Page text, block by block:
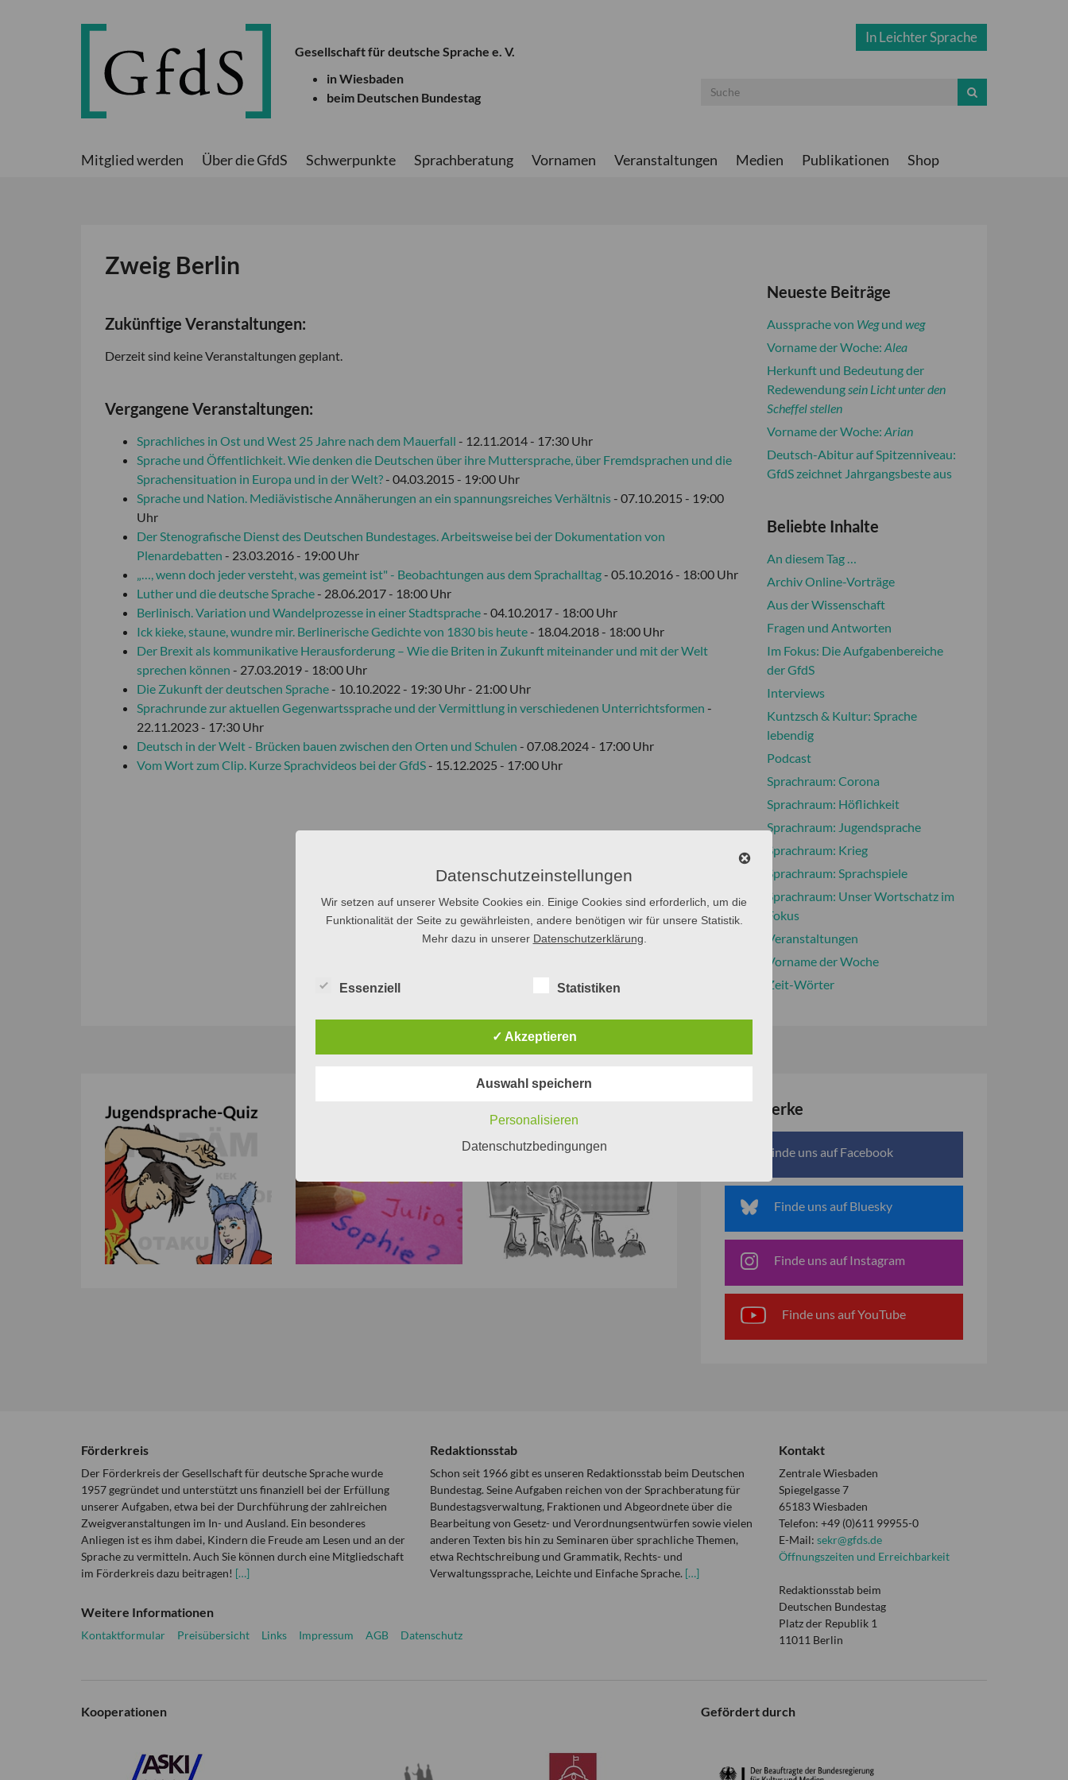
Gesellschaft für deutsche Sprache e. V.
in Wiesbaden
beim Deutschen Bundestag
In Leichter Sprache
Mitglied werden Über die GfdS Schwerpunkte Sprachberatung Vornamen Veranstaltungen Medien Publikationen Shop
Zweig Berlin
Zukünftige Veranstaltungen:
Derzeit sind keine Veranstaltungen geplant.
Vergangene Veranstaltungen:
Sprachliches in Ost und West 25 Jahre nach dem Mauerfall - 12.11.2014 - 17:30 Uhr
Sprache und Öffentlichkeit. Wie denken die Deutschen über ihre Muttersprache, über Fremdsprachen und die
Sprachensituation in Europa und in der Welt?- 04.03.2015 - 19:00 Uhr
Sprache und Nation. Mediävistische Annäherungen an ein spannungsreiches Verhältnis- 07.10.2015 - 19:00
Uhr
Der Stenografische Dienst des Deutschen Bundestages. Arbeitsweise bei der Dokumentation von
Plenardebatten - 23.03.2016 - 19:00 Uhr
„…, wenn doch jeder versteht, was gemeint ist" - Beobachtungen aus dem Sprachalltag- 05.10.2016 - 18:00 Uhr
Luther und die deutsche Sprache- 28.06.2017 - 18:00 Uhr
Berlinisch. Variation und Wandelprozesse in einer Stadtsprache- 04.10.2017 - 18:00 Uhr
Ick kieke, staune, wundre mir. Berlinerische Gedichte von 1830 bis heute- 18.04.2018 - 18:00 Uhr
Der Brexit als kommunikative Herausforderung – Wie die Briten in Zukunft miteinander und mit der Welt
sprechen können - 27.03.2019 - 18:00 Uhr
Die Zukunft der deutschen Sprache- 10.10.2022 - 19:30 Uhr - 21:00 Uhr
Sprachrunde zur aktuellen Gegenwartssprache und der Vermittlung in verschiedenen Unterrichtsformen -
22.11.2023 - 17:30 Uhr
Deutsch in der Welt - Brücken bauen zwischen den Orten und Schulen - 07.08.2024 - 17:00 Uhr
Vom Wort zum Clip. Kurze Sprachvideos bei der GfdS- 15.12.2025 - 17:00 Uhr
Neueste Beiträge
Aussprache von Wegund weg
Vorname der Woche: Alea
Herkunft und Bedeutung der
Redewendungsein Licht unter den
Scheffel stellen
Vorname der Woche: Arian
Deutsch-Abitur auf Spitzenniveau:
GfdS zeichnet Jahrgangsbeste aus
Beliebte Inhalte
An diesem Tag …
Archiv Online-Vorträge
Aus der Wissenschaft
Fragen und Antworten
Im Fokus: Die Aufgabenbereiche
der GfdS
Interviews
Kuntzsch & Kultur: Sprache
lebendig
Podcast
Sprachraum: Corona
Sprachraum: Höflichkeit
Sprachraum: Jugendsprache
Sprachraum: Krieg
Sprachraum: Sprachspiele
Sprachraum: Unser Wortschatz im
Fokus
Veranstaltungen
Vorname der Woche
Zeit-Wörter
Netzwerke
Finde uns auf Facebook
Finde uns auf Bluesky
Finde uns auf Instagram
Finde uns auf YouTube
Förderkreis
Der Förderkreis der Gesellschaft für deutsche Sprache wurde
1957 gegründet und unterstützt uns finanziell bei der Erfüllung
unserer Aufgaben, etwa bei der Durchführung der zahlreichen
Zweigveranstaltungen im In- und Ausland. Ein besonderes
Anliegen ist es ihm dabei, Kindern die Freude am Lesen und an der
Sprache zu vermitteln. Auch Sie können durch eine Mitgliedschaft
im Förderkreis dazu beitragen! […]
Redaktionsstab
Schon seit 1966 gibt es unseren Redaktionsstab beim Deutschen
Bundestag. Seine Aufgaben reichen von der Sprachberatung für
Bundestagsverwaltung, Fraktionen und Abgeordnete über die
Bearbeitung von Gesetz- und Verordnungsentwürfen sowie vielen
anderen Texten bis hin zu Seminaren über sprachliche Themen,
etwa Rechtschreibung und Grammatik, Rechts- und
Verwaltungssprache, Leichte und Einfache Sprache. […]
Weitere Informationen
Kontaktformular Preisübersicht Links Impressum AGB Datenschutz
Kontakt
Zentrale Wiesbaden
Spiegelgasse 7
65183 Wiesbaden
Telefon: +49 (0)611 99955-0
E-Mail: sekr@gfds.de
Öffnungszeiten und Erreichbarkeit
Redaktionsstab beim
Deutschen Bundestag
Platz der Republik 1
11011 Berlin
Kooperationen Gefördert durch
Datenschutzeinstellungen
Wir setzen auf unserer Website Cookies ein. Einige Cookies sind erforderlich, um die
Funktionalität der Seite zu gewährleisten, andere benötigen wir für unsere Statistik.
Mehr dazu in unserer Datenschutzerklärung
Essenziell Statistiken
✓ Akzeptieren
Auswahl speichern
Personalisieren
Datenschutzbedingungen